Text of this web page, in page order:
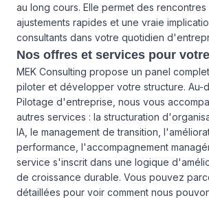
au long cours. Elle permet des
ajustements rapides et une vraie
consultants dans votre quotidien
Nos offres et services pour
MEK Consulting propose un panel
piloter et développer votre structure. Au-
Pilotage d'entreprise, nous vous
autres services : la structuration
IA, le management de transition,
performance, l'accompagnement
service s'inscrit dans une logique
de croissance durable. Vous pouvez
détaillées pour voir comment nous